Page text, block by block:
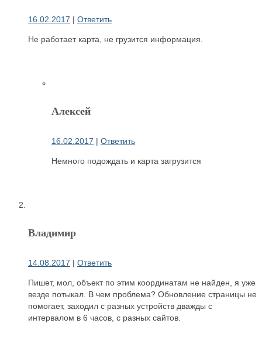
16.02.2017 | Ответить
Не работает карта, не грузится информация.
Алексей
16.02.2017 | Ответить
Немного подождать и карта загрузится
Владимир
14.08.2017 | Ответить
Пишет, мол, объект по этим координатам не найден, я уже
везде потыкал. В чем проблема? Обновление страницы не
помогает, заходил с разных устройств дважды с
интервалом в 6 часов, с разных сайтов.